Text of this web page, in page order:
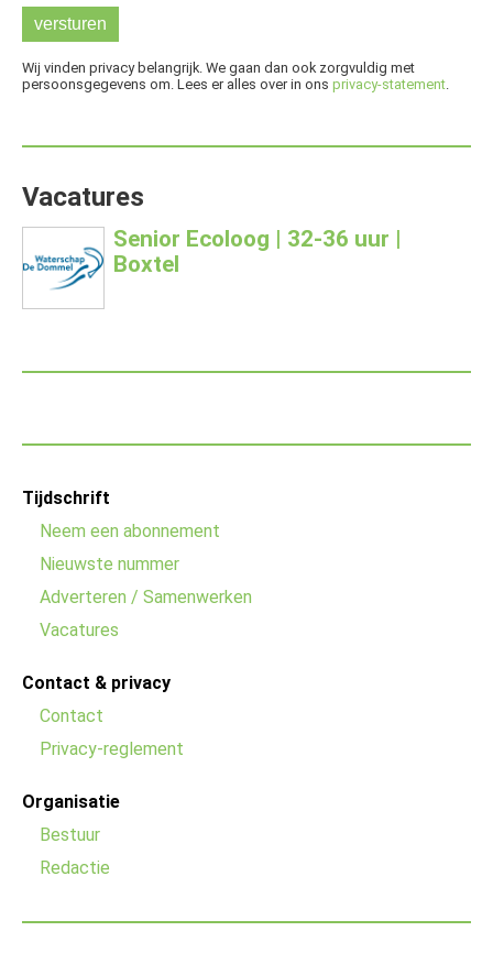
Wij vinden privacy belangrijk. We gaan dan ook zorgvuldig met
persoonsgegevens om. Lees er alles over in ons privacy-statement.
Vacatures
Senior Ecoloog | 32-36 uur |
Boxtel
Footer
menu
Tijdschrift
Neem een abonnement
Nieuwste nummer
Adverteren / Samenwerken
Vacatures
Contact & privacy
Contact
Privacy-reglement
Organisatie
Bestuur
Redactie